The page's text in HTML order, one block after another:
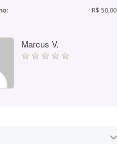
R$ 50,00
Marcus V.